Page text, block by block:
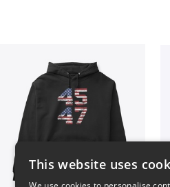
This website uses